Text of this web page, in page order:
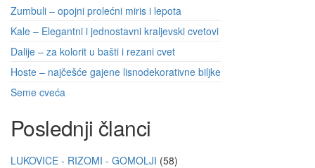
Zumbuli – opojni prolećni miris i lepota
Kale – Elegantni i jednostavni kraljevski cvetovi
Dalije – za kolorit u bašti i rezani cvet
Hoste – najčešće gajene lisnodekorativne biljke
Seme cveća
Poslednji članci
LUKOVICE - RIZOMI - GOMOLJI 58